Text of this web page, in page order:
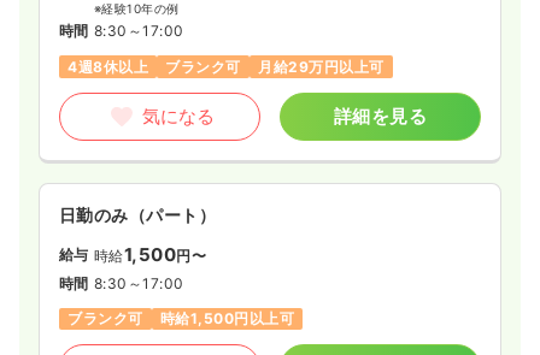
※経験10年の例
時間 8:30～17:00
4週8休以上
ブランク可 月給29万円以上可
気になる 詳細を見る
日勤のみ（パート）
給与 時給1,500円〜
時間 8:30～17:00
ブランク可
時給1,500円以上可